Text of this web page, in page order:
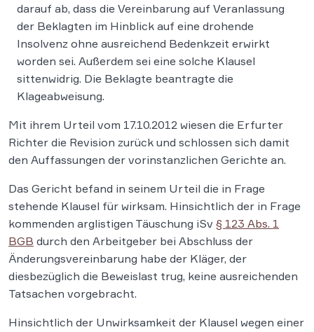
darauf ab, dass die Vereinbarung auf Veranlassung
der Beklagten im Hinblick auf eine drohende
Insolvenz ohne ausreichend Bedenkzeit erwirkt
worden sei. Außerdem sei eine solche Klausel
sittenwidrig. Die Beklagte beantragte die
Klageabweisung.
Mit ihrem Urteil vom 17.10.2012 wiesen die Erfurter
Richter die Revision zurück und schlossen sich damit
den Auffassungen der vorinstanzlichen Gerichte an.
Das Gericht befand in seinem Urteil die in Frage
stehende Klausel für wirksam. Hinsichtlich der in Frage
kommenden arglistigen Täuschung iSv § 123 Abs. 1
BGB durch den Arbeitgeber bei Abschluss der
Änderungsvereinbarung habe der Kläger, der
diesbezüglich die Beweislast trug, keine ausreichenden
Tatsachen vorgebracht.
Hinsichtlich der Unwirksamkeit der Klausel wegen einer